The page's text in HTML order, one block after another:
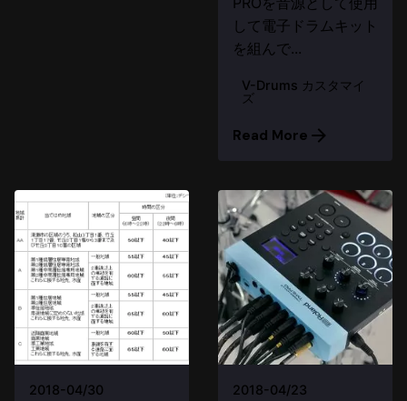
して電子ドラムキット
を組んで...
V-Drums カスタマイ
ズ
Read More
2018-04/30 2018-04/23